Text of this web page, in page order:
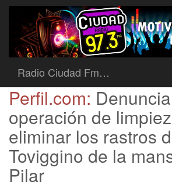
Radio Ciudad Fm…
Perfil.com:
operación de
eliminar los rastros
Toviggino de la
Pilar